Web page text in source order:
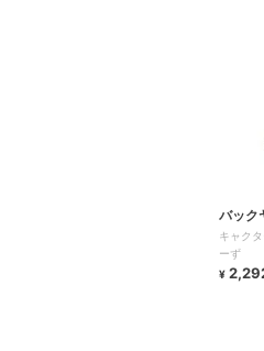
バック
キャク
ーず
¥